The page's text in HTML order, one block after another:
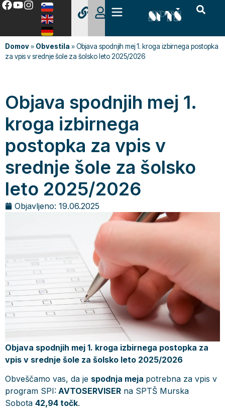
Domov» Obvestila »Objava spodnjih mej 1. kroga izbirnega postopka
za vpis v srednje šole za šolsko leto 2025/2026
Objava spodnjih mej 1.
kroga izbirnega
postopka za vpis v
srednje šole za šolsko
leto 2025/2026
Objavljeno: 19.06.2025
Objava spodnjih mej 1. kroga izbirnega postopka za
vpis v srednje šole za šolsko leto 2025/2026
Obveščamo vas, da je spodnja meja potrebna za vpis v
program SPI: AVTOSERVISER na SPTŠ Murska
Sobota 42,94 točk.